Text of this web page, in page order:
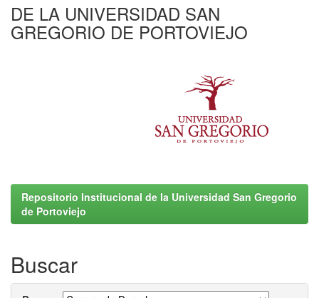
DE LA UNIVERSIDAD SAN
GREGORIO DE PORTOVIEJO
Repositorio Institucional de la Universidad San Gregorio
de Portoviejo
Buscar